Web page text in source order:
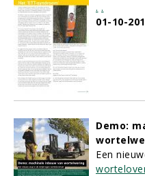
. .
01-10-
Demo:
Een